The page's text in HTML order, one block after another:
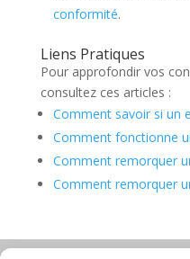
conformité.
Liens Pratiques
Pour approfondir vos
consultez ces articles :
Comment savoir si un
Comment fonctionne
Comment remorquer
Comment remorquer